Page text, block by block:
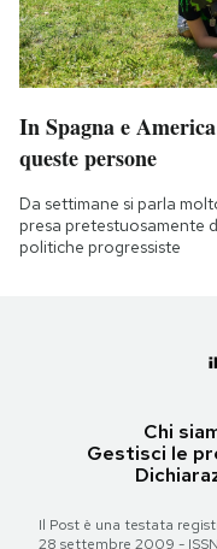
In Spagna e
queste persone
Da settimane si parla
presa pretestuosamente
politiche progressiste
Chi
Gestisci le
Il Post è una testata
28 settembre 2009 -